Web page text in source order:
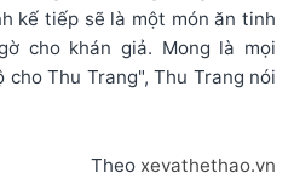
kế tiếp sẽ là một món ăn tinh
cho khán giả. Mong là mọi
Thu Trang", Thu Trang nói
Theo xevathethao.vn